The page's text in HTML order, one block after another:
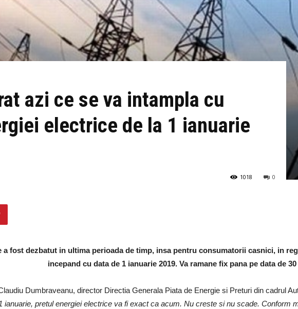
azi ce se va intampla cu
electrice de la 1 ianuarie
0
1018
a fost dezbatut in ultima perioada de timp, insa pentru consumatorii casnici, in
incepand cu data de 1 ianuarie 2019. Va ramane fix pana pe data de
Dumbraveanu, director Directia Generala Piata de Energie si Preturi din cadrul
ianuarie, pretul energiei electrice va fi exact ca acum. Nu creste si nu scade. Conform